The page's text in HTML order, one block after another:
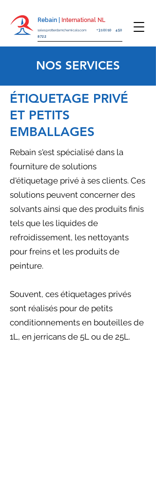
Rebain | International NL
sales@rotterdamchemicals.com+31(0)10 450
8722
NOS SERVICES
ÉTIQUETAGE PRIVÉ
ET PETITS
EMBALLAGES
Rebain s'est spécialisé dans la
fourniture de solutions
d'étiquetage privé à ses clients. Ces
solutions peuvent concerner des
solvants ainsi que des produits finis
tels que les liquides de
refroidissement, les nettoyants
pour freins et les produits de
peinture.
Souvent, ces étiquetages privés
sont réalisés pour de petits
conditionnements en bouteilles de
1L, en jerricans de 5L ou de 25L.